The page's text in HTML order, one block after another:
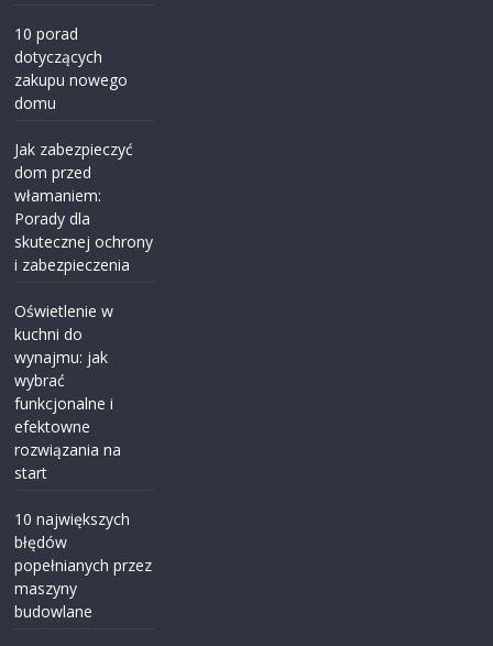
10 porad
dotyczących
zakupu nowego
domu
Jak zabezpieczyć
dom przed
włamaniem:
Porady dla
skutecznej ochrony
i zabezpieczenia
Oświetlenie w
kuchni do
wynajmu: jak
wybrać
funkcjonalne i
efektowne
rozwiązania na
start
10 największych
błędów
popełnianych przez
maszyny
budowlane